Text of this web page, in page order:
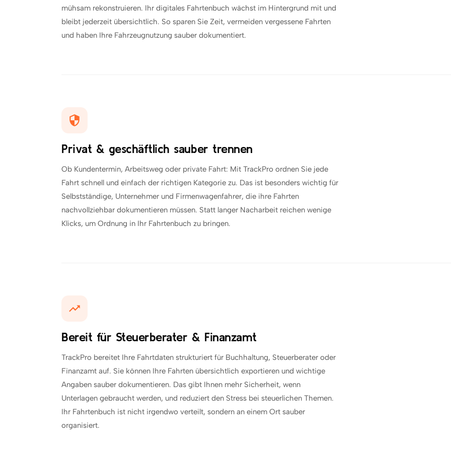
mühsam rekonstruieren. Ihr digitales Fahrtenbuch wächst im Hintergrund mit und
bleibt jederzeit übersichtlich. So sparen Sie Zeit, vermeiden vergessene Fahrten
und haben Ihre Fahrzeugnutzung sauber dokumentiert.
Privat & geschäftlich sauber trennen
Ob Kundentermin, Arbeitsweg oder private Fahrt: Mit TrackPro ordnen Sie jede
Fahrt schnell und einfach der richtigen Kategorie zu. Das ist besonders wichtig für
Selbstständige, Unternehmer und Firmenwagenfahrer, die ihre Fahrten
nachvollziehbar dokumentieren müssen. Statt langer Nacharbeit reichen wenige
Klicks, um Ordnung in Ihr Fahrtenbuch zu bringen.
Bereit für Steuerberater & Finanzamt
TrackPro bereitet Ihre Fahrtdaten strukturiert für Buchhaltung, Steuerberater oder
Finanzamt auf. Sie können Ihre Fahrten übersichtlich exportieren und wichtige
Angaben sauber dokumentieren. Das gibt Ihnen mehr Sicherheit, wenn
Unterlagen gebraucht werden, und reduziert den Stress bei steuerlichen Themen.
Ihr Fahrtenbuch ist nicht irgendwo verteilt, sondern an einem Ort sauber
organisiert.